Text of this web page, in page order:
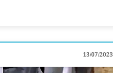
13/07/2023